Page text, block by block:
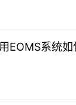
EOMS系统